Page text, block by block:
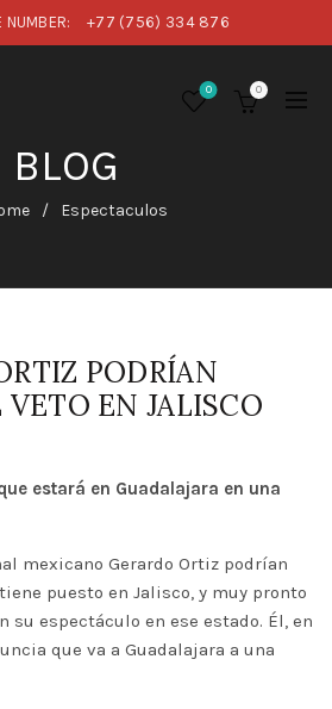
NUMBER: +77 (756) 334 876
0 0
BLOG
Espectaculos
PODRÍAN
EN JALISCO
estará en Guadalajara en una
mexicano Gerardo Ortiz podrían
puesto en Jalisco, y muy pronto
su espectáculo en ese estado. Él, en
que va a Guadalajara a una